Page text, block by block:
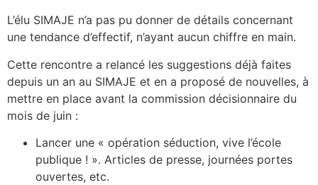
L’élu SIMAJE n’a pas pu donner de détails concernant
une tendance d’effectif, n’ayant aucun chiffre en main.
Cette rencontre a relancé les suggestions déjà faites
depuis un an au SIMAJE et en a proposé de nouvelles, à
mettre en place avant la commission décisionnaire du
mois de juin :
Lancer une « opération séduction, vive l’école
publique ! ». Articles de presse, journées portes
ouvertes, etc.